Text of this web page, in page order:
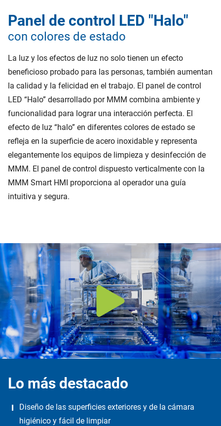
Panel de control LED "Halo"
con colores de estado
La luz y los efectos de luz no solo tienen un efecto
beneficioso probado para las personas, también aumentan
la calidad y la felicidad en el trabajo. El panel de control
LED “Halo” desarrollado por MMM combina ambiente y
funcionalidad para lograr una interacción perfecta. El
efecto de luz “halo” en diferentes colores de estado se
refleja en la superficie de acero inoxidable y representa
elegantemente los equipos de limpieza y desinfección de
MMM. El panel de control dispuesto verticalmente con la
MMM Smart HMI proporciona al operador una guía
intuitiva y segura.
Lo más destacado
Diseño de las superficies exteriores y de la cámara
higiénico y fácil de limpiar